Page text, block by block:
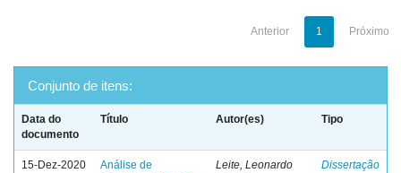
Anterior 1 Próximo
Conjunto de itens:
Data do
documento
Título Autor(es) Tipo
15-Dez-2020
Análise de
Leite, Leonardo
Dissertação